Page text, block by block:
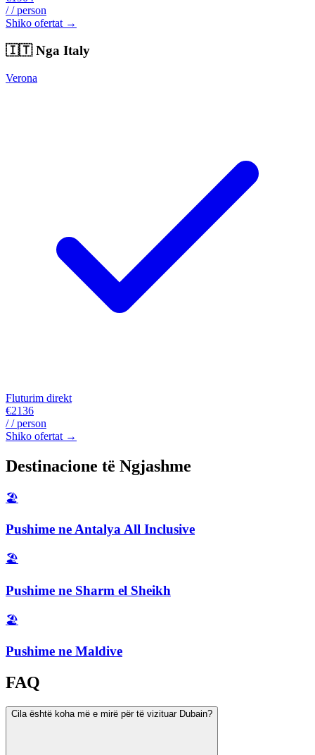
/ / person
Shiko ofertat →
🇮🇹Nga Italy
Verona
Fluturim direkt
€2136
/ / person
Shiko ofertat →
Destinacione të Ngjashme
🏖️
Pushime ne Antalya All Inclusive
🏖️
Pushime ne Sharm el Sheikh
🏖️
Pushime ne Maldive
FAQ
Cila është koha më e mirë për të vizituar Dubain?